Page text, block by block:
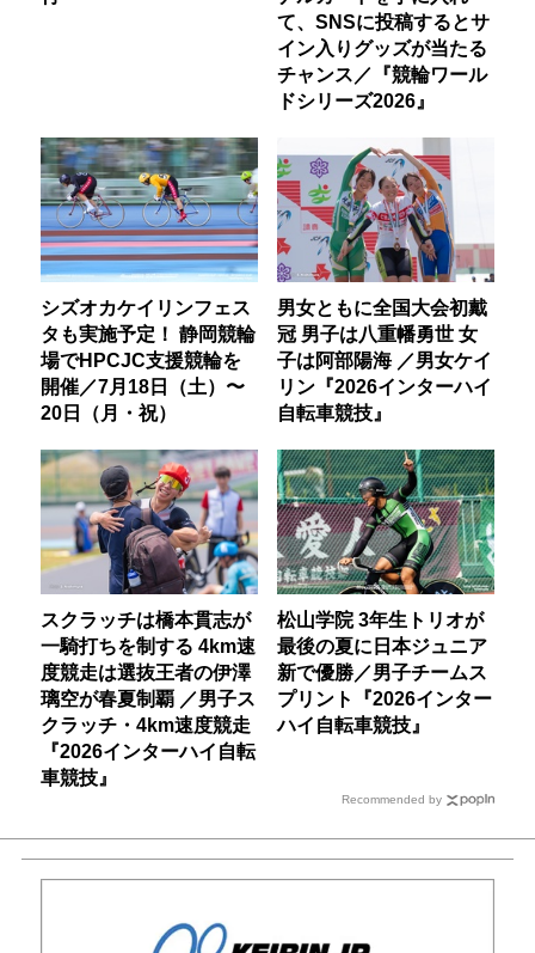
て、SNSに投稿するとサ
イン入りグッズが当たる
チャンス／『競輪ワール
ドシリーズ2026』
シズオカケイリンフェス
タも実施予定！ 静岡競輪
場でHPCJC支援競輪を
開催／7月18日（土）〜
20日（月・祝）
男女ともに全国大会初戴
冠 男子は八重幡勇世 女
子は阿部陽海 ／男女ケイ
リン『2026インターハイ
自転車競技』
スクラッチは橋本貫志が
一騎打ちを制する 4km速
度競走は選抜王者の伊澤
璃空が春夏制覇 ／男子ス
クラッチ・4km速度競走
『2026インターハイ自転
車競技』
松山学院 3年生トリオが
最後の夏に日本ジュニア
新で優勝／男子チームス
プリント『2026インター
ハイ自転車競技』
Recommended by